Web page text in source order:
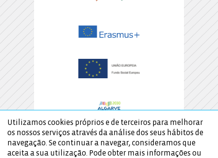
Utilizamos cookies próprios e de terceiros para melhorar
os nossos serviços através da análise dos seus hábitos de
navegação. Se continuar a navegar, consideramos que
aceita a sua utilização. Pode obter mais informações ou